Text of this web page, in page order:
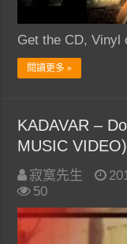
Get the CD,
閱讀更多 »
KADAVAR –
MUSIC VIDEO)
寂寞先生
50